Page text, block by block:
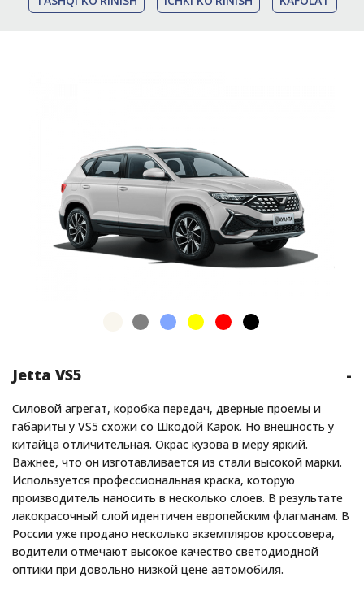
Jetta VS5 -
Силовой агрегат, коробка передач, дверные проемы и
габариты у VS5 схожи со Шкодой Карок. Но внешность у
китайца отличительная. Окрас кузова в меру яркий.
Важнее, что он изготавливается из стали высокой марки.
Используется профессиональная краска, которую
производитель наносить в несколько слоев. В результате
лакокрасочный слой идентичен европейским флагманам. В
России уже продано несколько экземпляров кроссовера,
водители отмечают высокое качество светодиодной
оптики при довольно низкой цене автомобиля.